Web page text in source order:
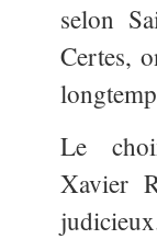
selon
Certes,
Le
Xavier